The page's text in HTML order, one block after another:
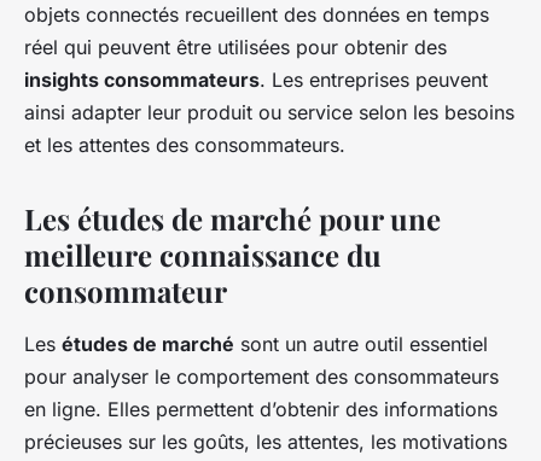
objets connectés recueillent des données en temps
réel qui peuvent être utilisées pour obtenir des
insights consommateurs. Les entreprises peuvent
ainsi adapter leur produit ou service selon les besoins
et les attentes des consommateurs.
Les études de marché pour une
meilleure connaissance du
consommateur
Les études de marché sont un autre outil essentiel
pour analyser le comportement des consommateurs
en ligne. Elles permettent d’obtenir des informations
précieuses sur les goûts, les attentes, les motivations